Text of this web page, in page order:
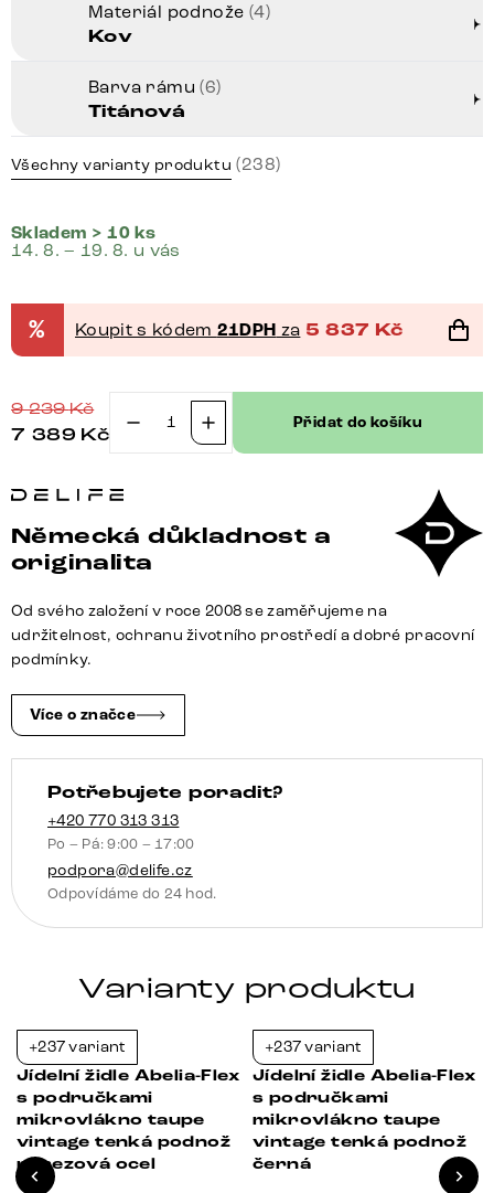
Materiál podnože (4)
Kov
Barva rámu(6)
Titánová
Všechny varianty produktu (238)
Skladem > 10 ks
14. 8. – 19. 8. u vás
% Koupit s kódem 21DPH za 5 837 Kč
9 239Kč
7 389 Kč
Abelia-
s
područkami
kombinace
materiálů
židle
plochá
titanová
povrchová
úprava
množství
Přidat do košíku
Německá důkladnost a
originalita
Od svého založení v roce 2008 se zaměřujeme na
udržitelnost, ochranu životního prostředí a dobré pracovní
podmínky.
Více o značce
Potřebujete poradit?
+420 770 313 313
Po – Pá: 9:00 – 17:00
podpora@delife.cz
Odpovídáme do 24 hod.
Varianty produktu
+237 variant
Jídelní židle Abelia-Flex
s područkami
mikrovlákno taupe
vintage tenká podnož
nerezová ocel
+237 variant
Jídelní židle Abelia-Flex
s područkami
mikrovlákno taupe
vintage tenká podnož
černá